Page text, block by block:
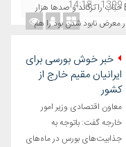
دولت با عرضه به موقع و عادلانه سهام عدالت و ETF حباب را ترکاند و صدها هزار
معرض نابود شدن بود را هم
خبر خوش بورسی برای
ایرانیان مقیم خارج از
کشور
معاون اقتصادی وزیر امور
خارجه گفت: باتوجه به
جذابیت‌های بورس در ماه‌های